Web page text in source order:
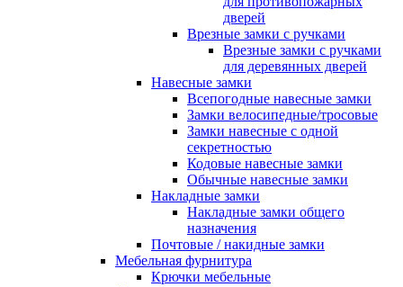
дверей
Врезные замки с ручками
Врезные замки с ручками
для деревянных дверей
Навесные замки
Всепогодные навесные замки
Замки велосипедные/тросовые
Замки навесные с одной
секретностью
Кодовые навесные замки
Обычные навесные замки
Накладные замки
Накладные замки общего
назначения
Почтовые / накидные замки
Мебельная фурнитура
Крючки мебельные